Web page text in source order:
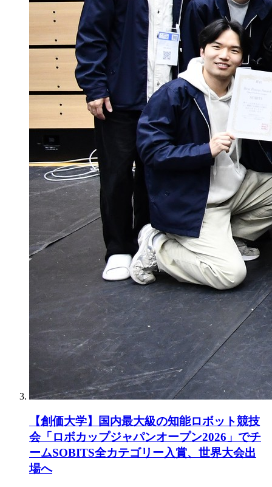
【創価大学】国内最大級の知能ロボット競技
会「ロボカップジャパンオープン2026」でチ
ームSOBITS全カテゴリー入賞、世界大会出
場へ